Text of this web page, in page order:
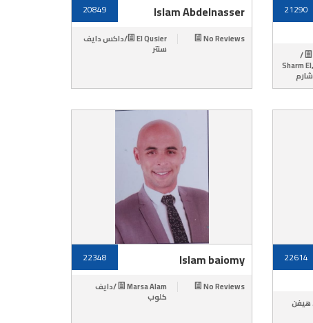
21290
Sharm El Sheikh /
أكواريوم رد سي,Sharm El
Islam Abdelnasser
20849
No Reviews El Qusier/داكس دايف
سنتر
22614
Islam baiomy
22348
No Reviews Marsa Alam /دايف
كلوب